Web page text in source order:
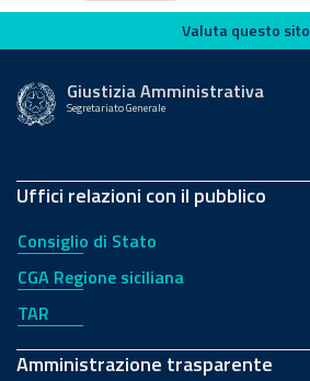
Valuta questo sito
Valuta questo sito
Giustizia Amministrativa
Segretariato Generale
Uffici relazioni con il pubblico
Consiglio di Stato
CGA Regione siciliana
TAR
Amministrazione trasparente